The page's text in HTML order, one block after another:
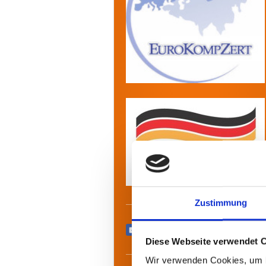
Zustimmung
Diese Webseite verwendet
Wir verwenden Cookies,